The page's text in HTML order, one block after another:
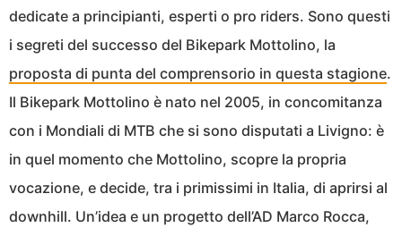
dedicate a principianti, esperti o pro riders. Sono questi
i segreti del successo del Bikepark Mottolino, la
proposta di punta del comprensorio in questa stagione.
Il Bikepark Mottolino è nato nel 2005, in concomitanza
con i Mondiali di MTB che si sono disputati a Livigno: è
in quel momento che Mottolino, scopre la propria
vocazione, e decide, tra i primissimi in Italia, di aprirsi al
downhill. Un’idea e un progetto dell’AD Marco Rocca,